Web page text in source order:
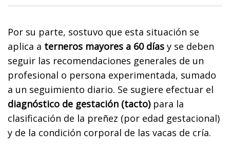
Por su parte, sostuvo que esta situación se
aplica a terneros mayores a 60 días y se deben
seguir las recomendaciones generales de un
profesional o persona experimentada, sumado
a un seguimiento diario. Se sugiere efectuar el
diagnóstico de gestación (tacto)para la
clasificación de la preñez (por edad gestacional)
y de la condición corporal de las vacas de cría.